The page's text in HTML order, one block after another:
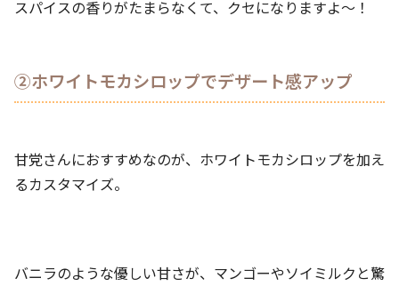
スパイスの香りがたまらなくて、クセになりますよ〜！
②ホワイトモカシロップでデザート感アップ
甘党さんにおすすめなのが、ホワイトモカシロップを加え
るカスタマイズ。
バニラのような優しい甘さが、マンゴーやソイミルクと驚